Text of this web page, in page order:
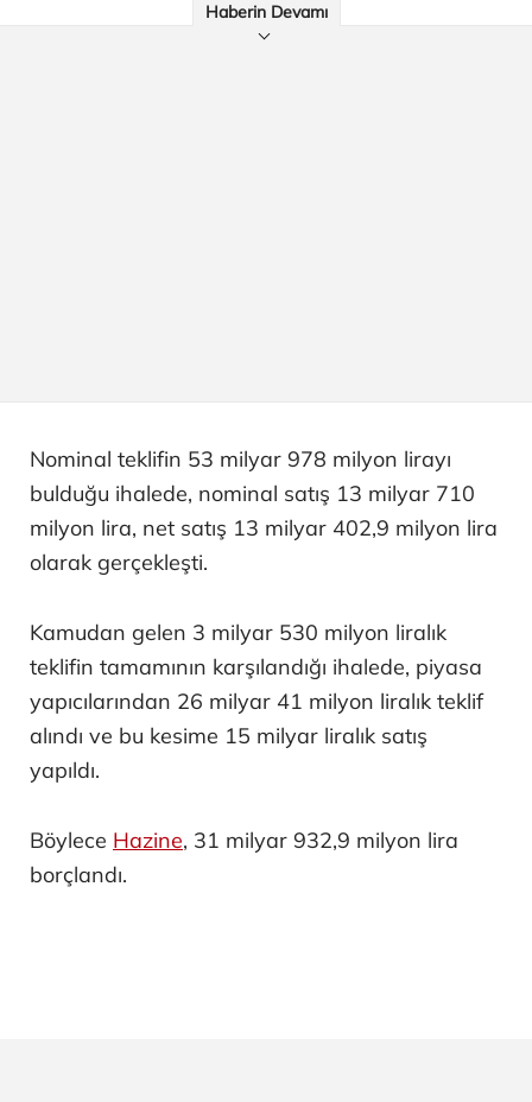
Haberin Devamı
Nominal teklifin 53 milyar 978 milyon lirayı
bulduğu ihalede, nominal satış 13 milyar 710
milyon lira, net satış 13 milyar 402,9 milyon lira
olarak gerçekleşti.
Kamudan gelen 3 milyar 530 milyon liralık
teklifin tamamının karşılandığı ihalede, piyasa
yapıcılarından 26 milyar 41 milyon liralık teklif
alındı ve bu kesime 15 milyar liralık satış
yapıldı.
Böylece Hazine, 31 milyar 932,9 milyon lira
borçlandı.